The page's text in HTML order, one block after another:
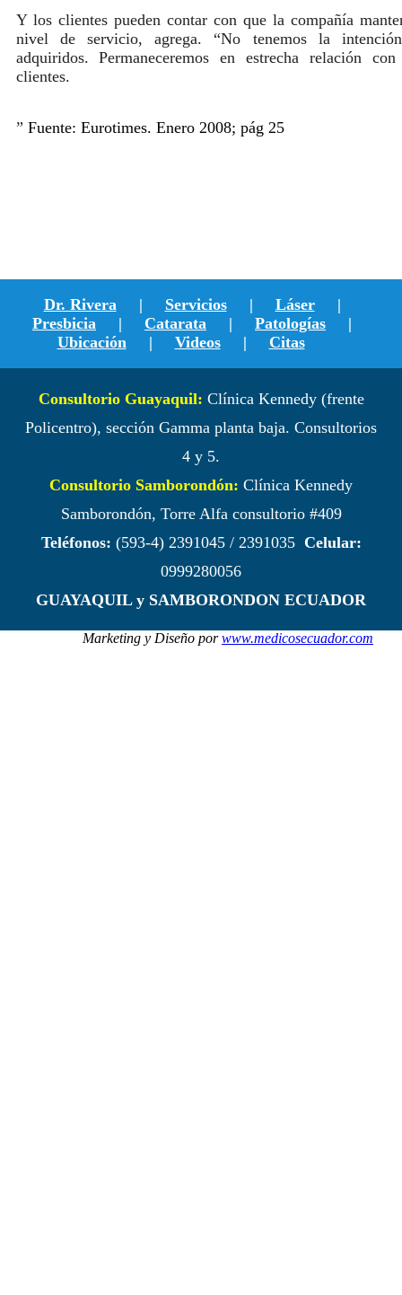
Y los clientes pueden contar con que la compañía
nivel de servicio, agrega. “No tenemos la
adquiridos. Permaneceremos en estrecha relación con
clientes.
” Fuente: Eurotimes. Enero 2008; pág 25
Dr. Rivera| Servicios| Láser|
Presbicia | Catarata | Patologías |
Ubicación| Videos| Citas
Consultorio Guayaquil: Clínica Kennedy (frente
Policentro), sección Gamma planta baja. Consultorios
4 y 5.
Consultorio Samborondón: Clínica Kennedy
Samborondón, Torre Alfa consultorio #409
Teléfonos: (593-4) 2391045 / 2391035 Celular:
0999280056
GUAYAQUIL y SAMBORONDON ECUADOR
Marketing y Diseño porwww.medicosecuador.com